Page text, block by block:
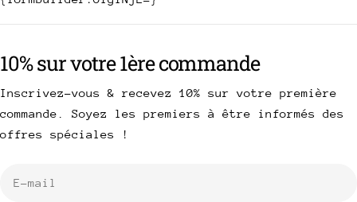
10% sur votre 1ère commande
Inscrivez-vous & recevez 10% sur votre première
commande. Soyez les premiers à être informés des
offres spéciales !